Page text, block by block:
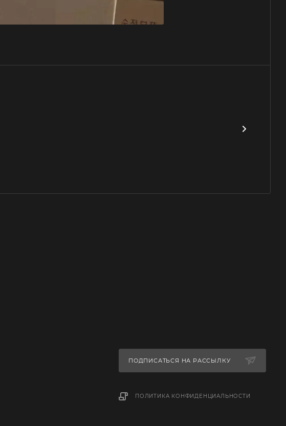
ПОДПИСАТЬСЯ НА РАССЫЛКУ
ПОЛИТИКА КОНФИДЕНЦИАЛЬНОСТИ